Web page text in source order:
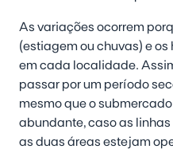
As variações ocorrem
(estiagem ou chuvas) e
em cada localidade.
passar por um período
mesmo que o
abundante, caso as
as duas áreas estejam